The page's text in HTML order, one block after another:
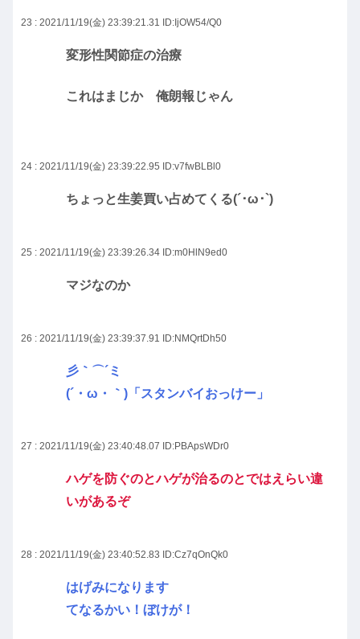
23 : 2021/11/19(金) 23:39:21.31 ID:IjOW54/Q0
変形性関節症の治療
これはまじか 俺朗報じゃん
24 : 2021/11/19(金) 23:39:22.95 ID:v7fwBLBl0
ちょっと生姜買い占めてくる(´･ω･`)
25 : 2021/11/19(金) 23:39:26.34 ID:m0HlN9ed0
マジなのか
26 : 2021/11/19(金) 23:39:37.91 ID:NMQrtDh50
彡｀⌒´ミ
(´・ω・｀)「スタンバイおっけー」
27 : 2021/11/19(金) 23:40:48.07 ID:PBApsWDr0
ハゲを防ぐのとハゲが治るのとではえらい違
いがあるぞ
28 : 2021/11/19(金) 23:40:52.83 ID:Cz7qOnQk0
はげみになります
てなるかい！ぼけが！